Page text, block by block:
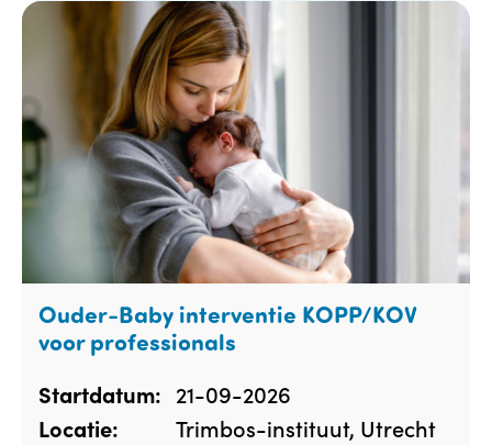
Ouder-Baby interventie KOPP/KOV
voor professionals
Startdatum: 21-09-2026
Locatie:
Trimbos-instituut, Utrecht